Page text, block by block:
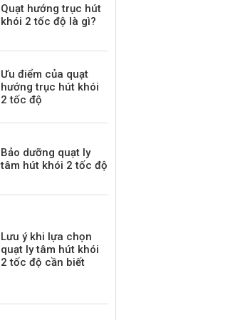
Quạt hướng trục hút
khói 2 tốc độ là gì?
Ưu điểm của quạt
hướng trục hút khói
2 tốc độ
Bảo dưỡng quạt ly
tâm hút khói 2 tốc độ
Lưu ý khi lựa chọn
quạt ly tâm hút khói
2 tốc độ cần biết